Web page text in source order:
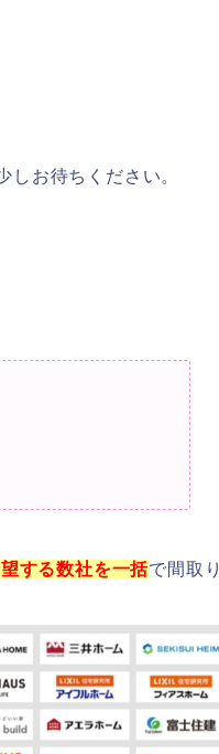
お待ちください。
する数社を一括で間取り